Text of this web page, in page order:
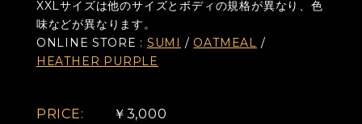
XXLサイズは他のサイズとボディの規格が異なり、色
味などが異なります。
ONLINE STORE : SUMI / OATMEAL /
HEATHER PURPLE
PRICE:
￥3,000